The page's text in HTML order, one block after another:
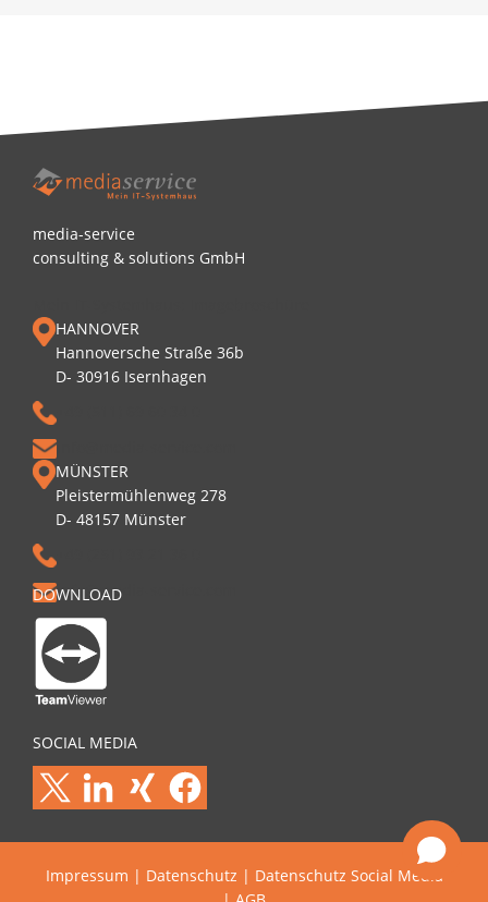
media-service
consulting & solutions GmbH
HANNOVER
Hannoversche Straße 36b
D- 30916 Isernhagen
MÜNSTER
Pleistermühlenweg 278
D- 48157 Münster
info@media-service.com
DOWNLOAD
SOCIAL MEDIA
Impressum | Datenschutz | Datenschutz Social Media